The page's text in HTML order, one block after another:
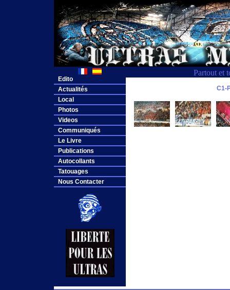
Partout et
Edito
Actualités
Local
Photos
Videos
Communiqués
Le Livre
Publications
Autocollants
Tatouages
Nous Contacter
C1-